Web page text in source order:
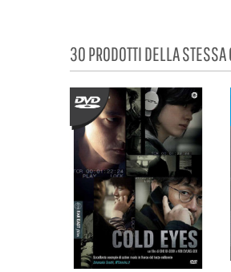
30 PRODOTTI DELLA STESSA